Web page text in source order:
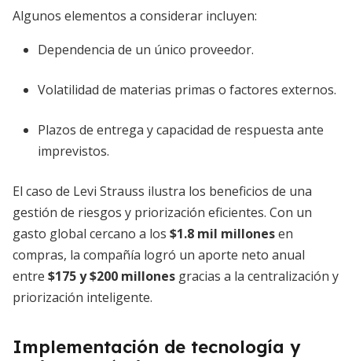
Algunos elementos a considerar incluyen:
Dependencia de un único proveedor.
Volatilidad de materias primas o factores externos.
Plazos de entrega y capacidad de respuesta ante
imprevistos.
El caso de Levi Strauss ilustra los beneficios de una
gestión de riesgos y priorización eficientes. Con un
gasto global cercano a los $1.8 mil millonesen
compras, la compañía logró un aporte neto anual
entre $175 y $200 millones gracias a la centralización y
priorización inteligente.
Implementación de tecnología y